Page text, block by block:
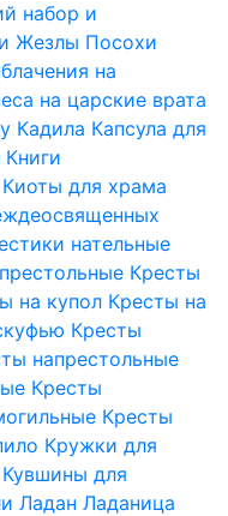
набор и
Жезлы Посохи
на
на царские врата
Кадила Капсула для
Книги
Киоты для храма
нательные
Кресты
на купол Кресты на
Кресты
напрестольные
Кресты
Кресты
Кружки для
Кувшины для
Ладан Ладаница